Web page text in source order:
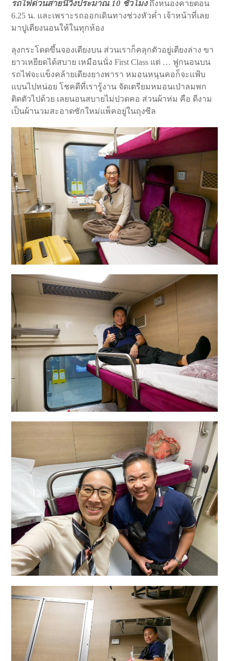
รถไฟด่วนสายนี้วิ่งประมาณ 10 ชั่วโมงถึงหนองคายตอน
6.25 น. และเพราะรถออกเดินทางช่วงหัวค่ำ เจ้าหน้าที่เลย
มาปูเตียงนอนให้ในทุกห้อง
ลุงกระโดดขึ้นจองเตียงบน ส่วนเราก็คลุกตัวอยู่เตียงล่าง ขา
ยาวเหยียดได้สบาย เหมือนนั่ง First Class แต่ … ฟูกนอนบน
รถไฟจะแข็งคล้ายเตียงยางพารา หมอนหนุนคอก็จะแฟ้บ
แบนไปหน่อย โชคดีที่เรารู้งาน จัดเตรียมหมอนเป่าลมพก
ติดตัวไปด้วย เลยนอนสบายไม่ปวดคอ ส่วนผ้าห่ม คือ ดีงาม
เป็นผ้านวมสะอาดซักใหม่แพ็คอยู่ในถุงซีล